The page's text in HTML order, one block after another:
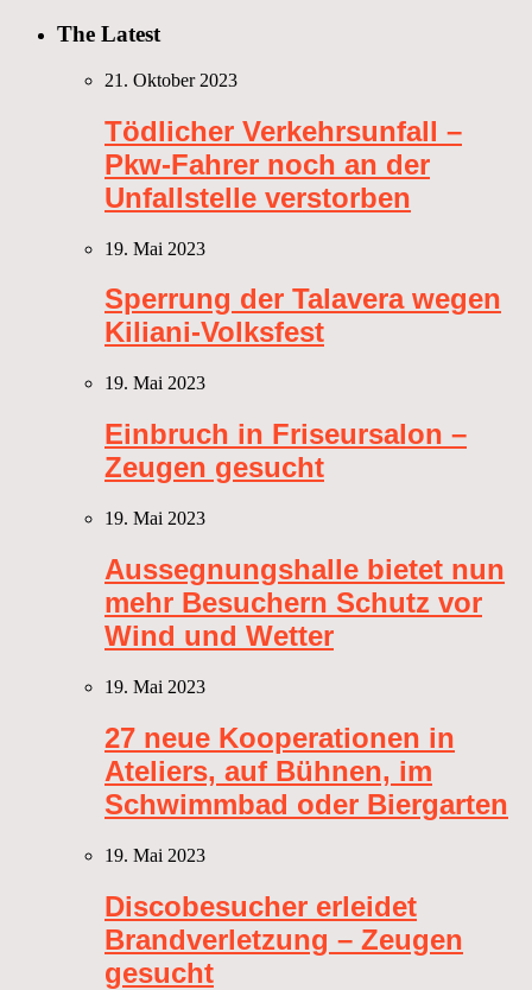
The Latest
21. Oktober 2023
Tödlicher Verkehrsunfall –
Pkw-Fahrer noch an der
Unfallstelle verstorben
19. Mai 2023
Sperrung der Talavera wegen
Kiliani-Volksfest
19. Mai 2023
Einbruch in Friseursalon –
Zeugen gesucht
19. Mai 2023
Aussegnungshalle bietet nun
mehr Besuchern Schutz vor
Wind und Wetter
19. Mai 2023
27 neue Kooperationen in
Ateliers, auf Bühnen, im
Schwimmbad oder Biergarten
19. Mai 2023
Discobesucher erleidet
Brandverletzung – Zeugen
gesucht